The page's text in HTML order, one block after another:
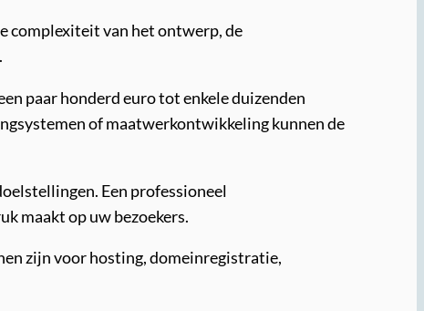
complexiteit van het ontwerp, de
paar honderd euro tot enkele duizenden
of maatwerkontwikkeling kunnen de
Een professioneel
maakt op uw bezoekers.
zijn voor hosting, domeinregistratie,